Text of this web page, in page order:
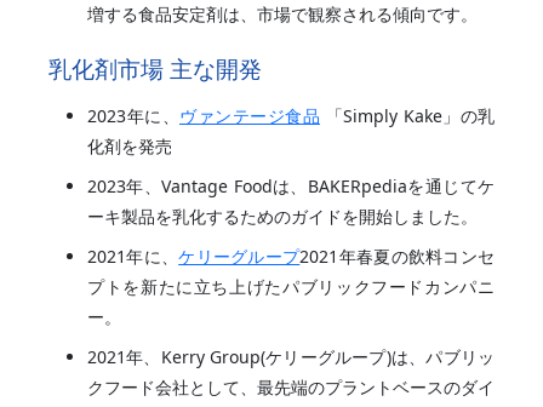
増する食品安定剤は、市場で観察される傾向です。
乳化剤市場 主な開発
2023年に、 ヴァンテージ食品 「Simply Kake」の乳
化剤を発売
2023年、Vantage Foodは、BAKERpediaを通じてケ
ーキ製品を乳化するためのガイドを開始しました。
2021年に、ケリーグループ2021年春夏の飲料コンセ
プトを新たに立ち上げたパブリックフードカンパニ
ー。
2021年、Kerry Group(ケリーグループ)は、パブリッ
クフード会社として、最先端のプラントベースのダイ